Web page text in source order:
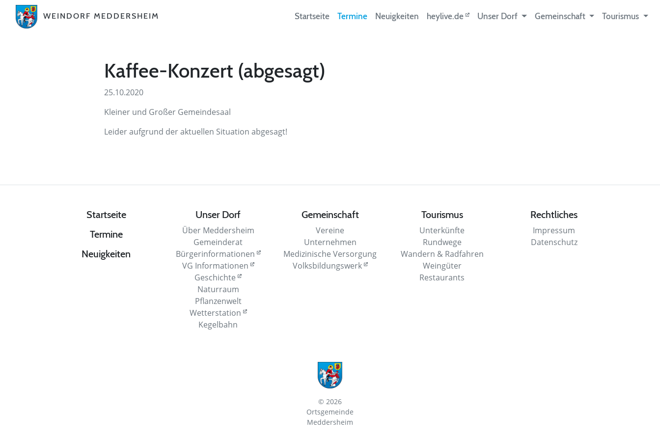
WEINDORF MEDDERSHEIM Startseite Termine Neuigkeiten heylive.de Unser Dorf Gemeinschaft Tourismus
Kaffee-Konzert (abgesagt)
25.10.2020
Kleiner und Großer Gemeindesaal
Leider aufgrund der aktuellen Situation abgesagt!
Startseite
Termine
Neuigkeiten
Unser Dorf
Über Meddersheim
Gemeinderat
Bürgerinformationen
VG Informationen
Geschichte
Naturraum
Pflanzenwelt
Wetterstation
Kegelbahn
Gemeinschaft
Vereine
Unternehmen
Medizinische Versorgung
Volksbildungswerk
Tourismus
Unterkünfte
Rundwege
Wandern & Radfahren
Weingüter
Restaurants
Rechtliches
Impressum
Datenschutz
© 2026
Ortsgemeinde
Meddersheim